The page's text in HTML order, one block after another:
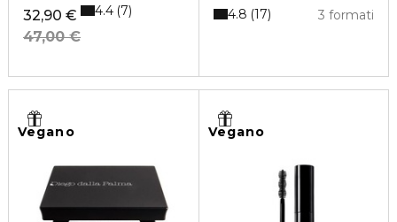
32,90 €
47,00 €
4.4 7 3 formati
4.8 17
Vegano Vegano